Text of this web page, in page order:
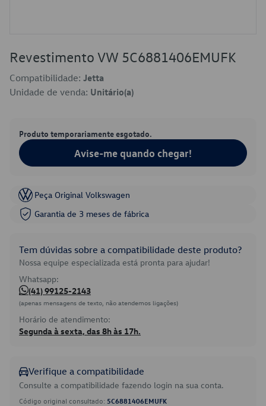
Revestimento VW 5C6881406EMUFK
Compatibilidade: Jetta
Unidade de venda: Unitário(a)
Produto temporariamente esgotado.
Avise-me quando chegar!
Peça Original Volkswagen
Garantia de 3 meses de fábrica
Tem dúvidas sobre a compatibilidade deste produto?
Nossa equipe especializada está pronta para ajudar!
Whatsapp:
(41) 99125-2143
(apenas mensagens de texto, não atendemos ligações)
Horário de atendimento:
Segunda à sexta, das 8h às 17h.
Verifique a compatibilidade
Consulte a compatibilidade fazendo login na sua conta.
Código original consultado: 5C6881406EMUFK